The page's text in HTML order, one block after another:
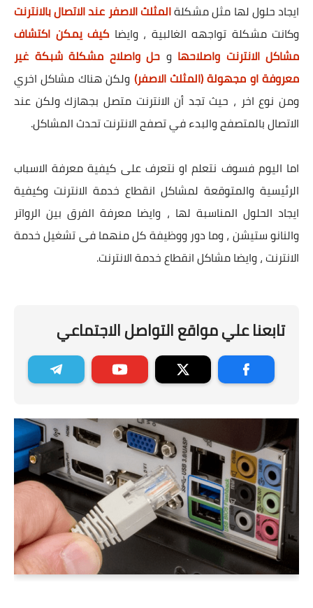
ايجاد حلول لها مثل مشكلةالمثلث الاصفر عند الاتصال بالانترنت
وكانت مشكلة تواجهه الغالبية ، وايضا كيف يمكن اكتشاف
مشاكل الانترنت واصلاحها و حل واصلاح مشكلة شبكة غير
معروفة او مجهولة (المثلث الاصفر) ولكن هناك مشاكل اخري
ومن نوع اخر ، حيث تجد أن الانترنت متصل بجهازك ولكن عند
الاتصال بالمتصفح والبدء في تصفح الانترنت تحدث المشاكل.
اما اليوم فسوف نتعلم او نتعرف على كيفية معرفة الاسباب
الرئيسية والمتوقعة لمشاكل انقطاع خدمة الانترنت وكيفية
ايجاد الحلول المناسبة لها ، وايضا معرفة الفرق بين الرواتر
والنانو ستيشن ، وما دور ووظيفة كل منهما فى تشغيل خدمة
الانترنت ، وايضا مشاكل انقطاع خدمة الانترنت.
تابعنا علي مواقع التواصل الاجتماعي